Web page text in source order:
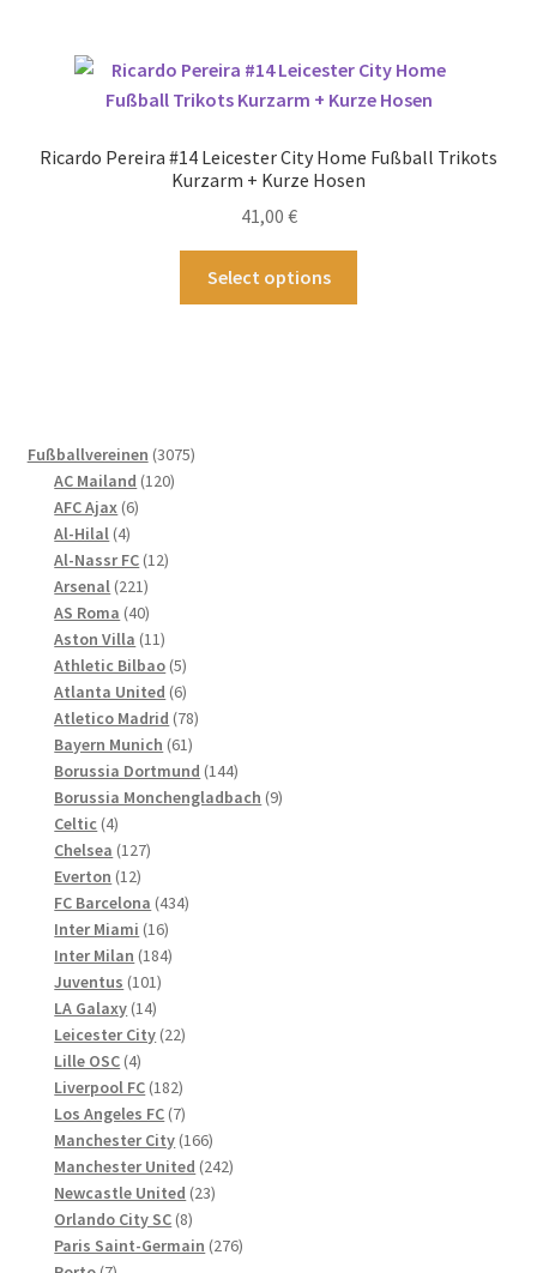
auf.
Die
können
Produktseite
Ricardo Pereira #14 Leicester City Home Fußball Trikots
Kurzarm + Kurze Hosen
41,00 €
Select options
Fußballvereinen 30753075
AC Mailand 120120
AFC Ajax 66
Al-Hilal 44
Produkte
Al-Nassr FC 1212
Arsenal 221221
Produkte
AS Roma 4040
Produkte
Aston Villa 1111
Produkte
Athletic Bilbao 55
Produkte
Atlanta United 66
Produkte
Atletico Madrid 7878
Bayern Munich 6161
Produkte
Borussia Dortmund 144144
Produkte
Borussia Monchengladbach 99
Celtic 44
Produkte
Chelsea 127127
Everton 1212
Produkte
FC Barcelona 434434
Inter Miami 1616
Produkte
Inter Milan 184184
Juventus 101101
LA Galaxy 1414
Produkte
Leicester City 2222
Lille OSC 44
Produkte
Liverpool FC 182182
Produkte
Los Angeles FC 77
Produkte
Manchester City 166166
Produkte
Manchester United 242242
Newcastle United 2323
Orlando City SC 88
Produkte
Paris Saint-Germain 276276